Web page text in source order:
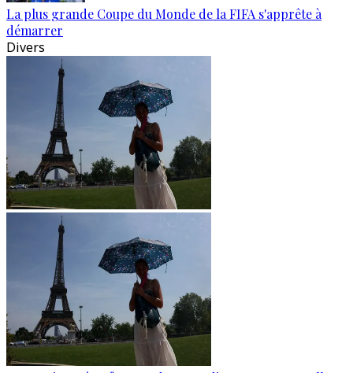
La plus grande Coupe du Monde de la FIFA s'apprête à
démarrer
Divers